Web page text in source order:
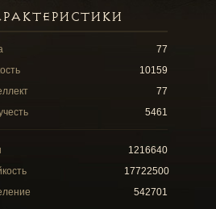
77
10159
77
5461
1216640
17722500
542701